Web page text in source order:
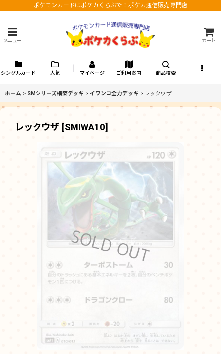
ポケモンカードはポケカくらぶで！ポケカ通信販売専門店
メニュー カート
シングルカード 人気 マイページ ご利用案内 商品検索
ホーム > SMシリーズ構築デッキ > イワンコ全力デッキ > レックウザ
レックウザ [SMIWA10]